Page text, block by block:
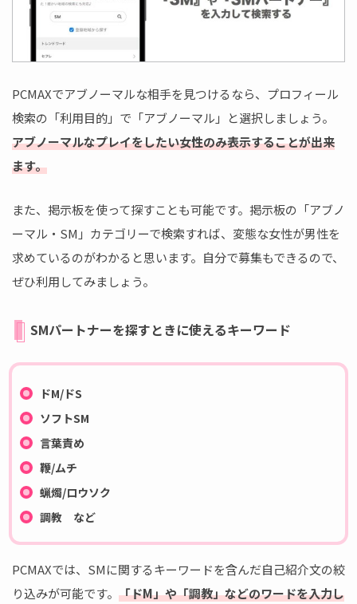
PCMAXでアブノーマルな相手を見つけるなら、プロフィール
検索の「利用目的」で「アブノーマル」と選択しましょう。
アブノーマルなプレイをしたい女性のみ表示することが出来
ます。
また、掲示板を使って探すことも可能です。掲示板の「アブノ
ーマル・SM」カテゴリーで検索すれば、変態な女性が男性を
求めているのがわかると思います。自分で募集もできるので、
ぜひ利用してみましょう。
SMパートナーを探すときに使えるキーワード
ドM/ドS
ソフトSM
言葉責め
鞭/ムチ
蝋燭/ロウソク
調教 など
PCMAXでは、SMに関するキーワードを含んだ自己紹介文の絞
り込みが可能です。 「ドM」や「調教」などのワードを入力し